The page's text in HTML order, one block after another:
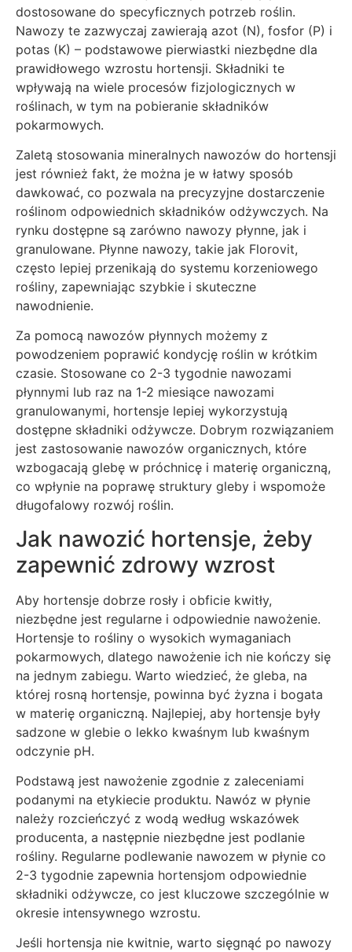
dostosowane do specyficznych potrzeb roślin.
Nawozy te zazwyczaj zawierają azot (N), fosfor (P) i
potas (K) – podstawowe pierwiastki niezbędne dla
prawidłowego wzrostu hortensji. Składniki te
wpływają na wiele procesów fizjologicznych w
roślinach, w tym na pobieranie składników
pokarmowych.
Zaletą stosowania mineralnych nawozów do hortensji
jest również fakt, że można je w łatwy sposób
dawkować, co pozwala na precyzyjne dostarczenie
roślinom odpowiednich składników odżywczych. Na
rynku dostępne są zarówno nawozy płynne, jak i
granulowane. Płynne nawozy, takie jak Florovit,
często lepiej przenikają do systemu korzeniowego
rośliny, zapewniając szybkie i skuteczne
nawodnienie.
Za pomocą nawozów płynnych możemy z
powodzeniem poprawić kondycję roślin w krótkim
czasie. Stosowane co 2-3 tygodnie nawozami
płynnymi lub raz na 1-2 miesiące nawozami
granulowanymi, hortensje lepiej wykorzystują
dostępne składniki odżywcze. Dobrym rozwiązaniem
jest zastosowanie nawozów organicznych, które
wzbogacają glebę w próchnicę i materię organiczną,
co wpłynie na poprawę struktury gleby i wspomoże
długofalowy rozwój roślin.
Jak nawozić hortensje, żeby
zapewnić zdrowy wzrost
Aby hortensje dobrze rosły i obficie kwitły,
niezbędne jest regularne i odpowiednie nawożenie.
Hortensje to rośliny o wysokich wymaganiach
pokarmowych, dlatego nawożenie ich nie kończy się
na jednym zabiegu. Warto wiedzieć, że gleba, na
której rosną hortensje, powinna być żyzna i bogata
w materię organiczną. Najlepiej, aby hortensje były
sadzone w glebie o lekko kwaśnym lub kwaśnym
odczynie pH.
Podstawą jest nawożenie zgodnie z zaleceniami
podanymi na etykiecie produktu. Nawóz w płynie
należy rozcieńczyć z wodą według wskazówek
producenta, a następnie niezbędne jest podlanie
rośliny. Regularne podlewanie nawozem w płynie co
2-3 tygodnie zapewnia hortensjom odpowiednie
składniki odżywcze, co jest kluczowe szczególnie w
okresie intensywnego wzrostu.
Jeśli hortensja nie kwitnie, warto sięgnąć po nawozy